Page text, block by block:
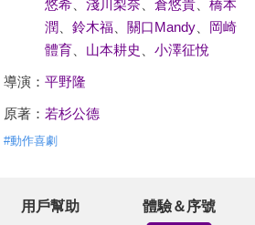
悠希、 淺川梨奈 倉悠貴、 橋本
潤
鈴木福 關口Mandy、 岡崎
體育、 山本耕史 小澤征悅
導演： 平野隆
原著： 若杉公德
#動作喜劇
用戶幫助 體驗＆序號